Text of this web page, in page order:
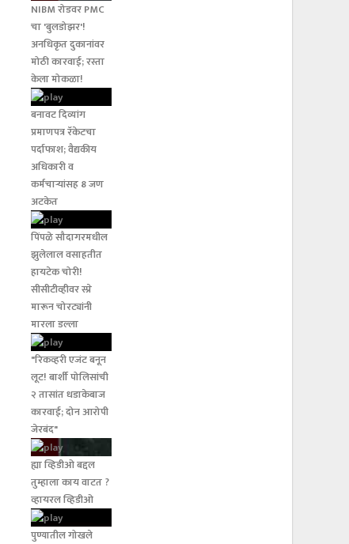
NIBM रोडवर PMC
चा 'बुलडोझर'!
अनधिकृत दुकानांवर
मोठी कारवाई; रस्ता
केला मोकळा!
बनावट दिव्यांग
प्रमाणपत्र रॅकेटचा
पर्दाफाश; वैद्यकीय
अधिकारी व
कर्मचाऱ्यांसह 8 जण
अटकेत
पिंपळे सौदागरमधील
झुलेलाल वसाहतीत
हायटेक चोरी!
सीसीटीव्हीवर स्प्रे
मारून चोरट्यांनी
मारला डल्ला
"रिकव्हरी एजंट बनून
लूट! बार्शी पोलिसांची
२ तासांत धडाकेबाज
कारवाई; दोन आरोपी
जेरबंद"
ह्या व्हिडीओ बद्दल
तुम्हाला काय वाटत ?
व्हायरल व्हिडीओ
पुण्यातील गोखले